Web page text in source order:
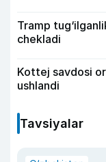
Tramp
chekladi
Kottej savdosi
ushlandi
Tavsiyalar